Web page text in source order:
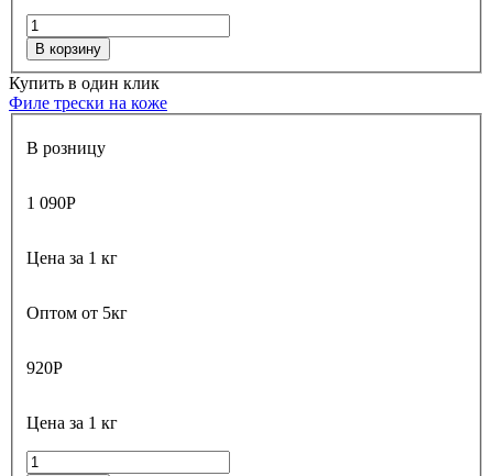
В корзину
Купить в один клик
Филе трески на коже
В розницу
1 090Р
Цена за 1 кг
Оптом от 5кг
920Р
Цена за 1 кг